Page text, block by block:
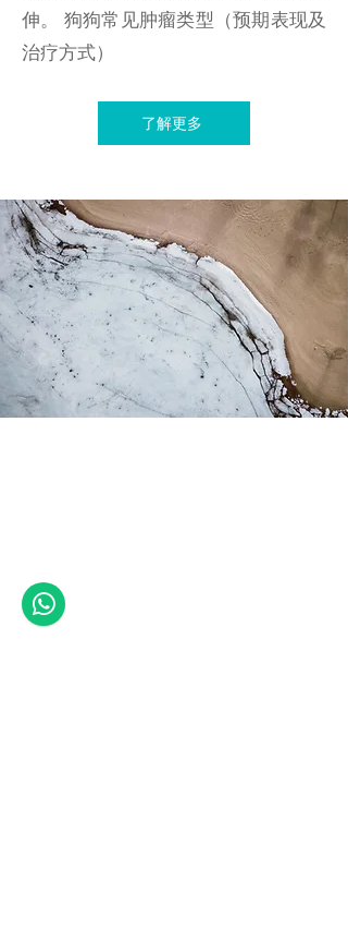
伸。 狗狗常见肿瘤类型（预期表现及
治疗方式）
了解更多